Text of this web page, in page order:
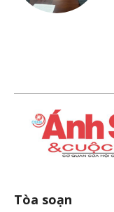
Tòa soạn